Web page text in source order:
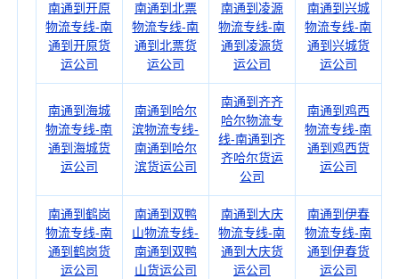
南通到开原
物流专线-南
通到开原货
运公司
南通到北票
物流专线-南
通到北票货
运公司
南通到凌源
物流专线-南
通到凌源货
运公司
南通到兴城
物流专线-南
通到兴城货
运公司
南通到海城
物流专线-南
通到海城货
运公司
南通到哈尔
滨物流专线-
南通到哈尔
滨货运公司
南通到齐齐
哈尔物流专
线-南通到齐
齐哈尔货运
公司
南通到鸡西
物流专线-南
通到鸡西货
运公司
南通到鹤岗
物流专线-南
通到鹤岗货
运公司
南通到双鸭
山物流专线-
南通到双鸭
山货运公司
南通到大庆
物流专线-南
通到大庆货
运公司
南通到伊春
物流专线-南
通到伊春货
运公司